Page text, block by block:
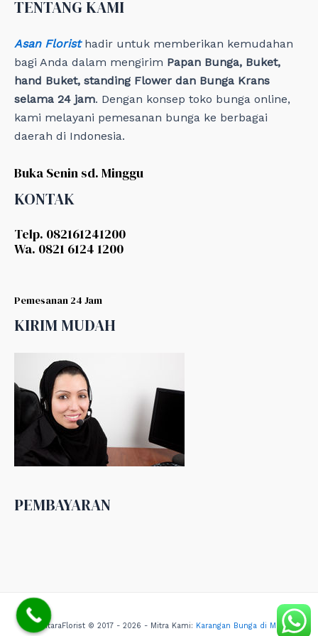
s
TENTANG KAMI
Asan Floristhadir untuk memberikan kemudahan
bagi Anda dalam mengirim Papan Bunga, Buket,
hand Buket, standing Flower dan Bunga Krans
selama 24 jam. Dengan konsep toko bunga online,
kami melayani pemesanan bunga ke berbagai
daerah di Indonesia.
Buka Senin sd. Minggu
KONTAK
Telp. 082161241200
Wa. 0821 6124 1200
Pemesanan 24 Jam
KIRIM MUDAH
PEMBAYARAN
NusantaraFlorist © 2017 - 2026 - Mitra Kami: Karangan Bunga di Medan